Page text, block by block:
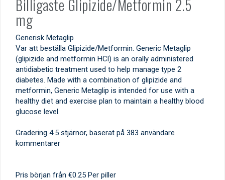
Billigaste Glipizide/Metformin 2.5
mg
Generisk Metaglip
Var att beställa Glipizide/Metformin. Generic Metaglip
(glipizide and metformin HCl) is an orally administered
antidiabetic treatment used to help manage type 2
diabetes. Made with a combination of glipizide and
metformin, Generic Metaglip is intended for use with a
healthy diet and exercise plan to maintain a healthy blood
glucose level.
Gradering 4.5 stjärnor, baserat på 383 användare
kommentarer
Pris början från €0.25 Per piller